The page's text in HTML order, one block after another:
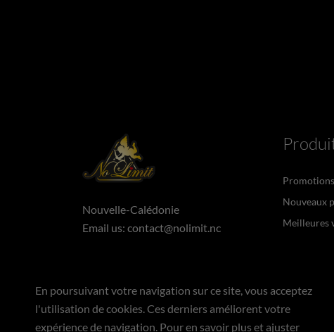
En poursuivant votre navigation sur ce site, vous acceptez
l'utilisation de cookies. Ces derniers améliorent votre
expérience de navigation. Pour en savoir plus et ajuster
Nouvelle-Calédonie
Email us: contact@nolimit.nc
Promotions
Nouveaux
Meilleures